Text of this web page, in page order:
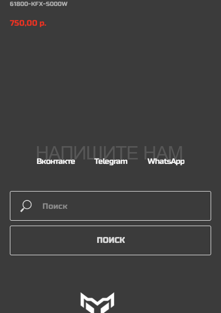
61800-KFX-S000W
750,00 р.
НАПИШИТЕ НАМ
Вконтакте Telegram WhatsApp
ПОИСК